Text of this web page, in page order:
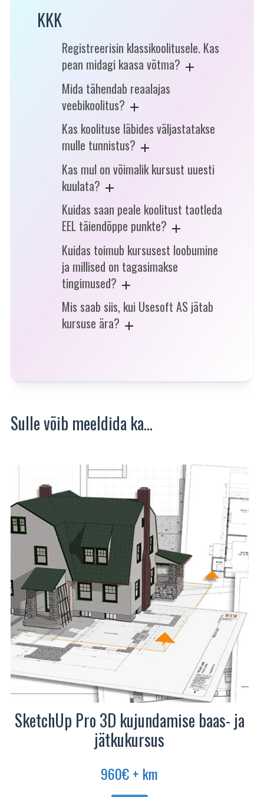
KKK
Registreerisin klassikoolitusele. Kas
pean midagi kaasa võtma?
Mida tähendab reaalajas
veebikoolitus?
Kas koolituse läbides väljastatakse
mulle tunnistus?
Kas mul on võimalik kursust uuesti
kuulata?
Kuidas saan peale koolitust taotleda
EEL täiendõppe punkte?
Kuidas toimub kursusest loobumine
ja millised on tagasimakse
tingimused?
Mis saab siis, kui Usesoft AS jätab
kursuse ära?
Sulle võib meeldida ka…
SketchUp Pro 3D kujundamise baas- ja
jätkukursus
960€+ km